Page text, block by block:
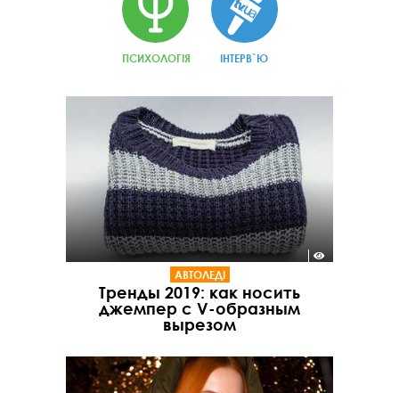
ПСИХОЛОГІЯ ІНТЕРВ`Ю
АВТОЛЕДІ
Тренды 2019: как носить
джемпер с V-образным
вырезом